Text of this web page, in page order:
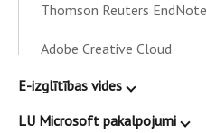
Thomson Reuters EndNote
Adobe Creative Cloud
E-izglītības vides
LU Microsoft pakalpojumi